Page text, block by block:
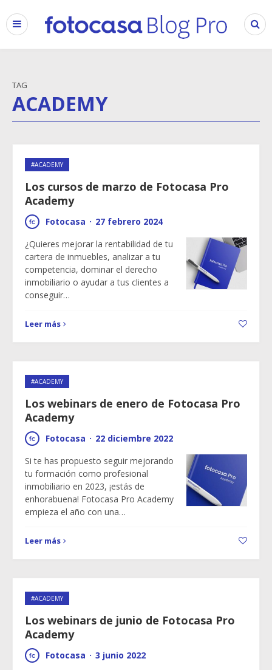
TAG
ACADEMY
#ACADEMY
Los cursos de marzo de Fotocasa Pro
Academy
Fotocasa · 27 febrero 2024
¿Quieres mejorar la rentabilidad de tu
cartera de inmuebles, analizar a tu
competencia, dominar el derecho
inmobiliario o ayudar a tus clientes a
conseguir…
Leer más
#ACADEMY
Los webinars de enero de Fotocasa Pro
Academy
Fotocasa · 22 diciembre 2022
Si te has propuesto seguir mejorando
tu formación como profesional
inmobiliario en 2023, ¡estás de
enhorabuena! Fotocasa Pro Academy
empieza el año con una…
Leer más
#ACADEMY
Los webinars de junio de Fotocasa Pro
Academy
Fotocasa · 3 junio 2022